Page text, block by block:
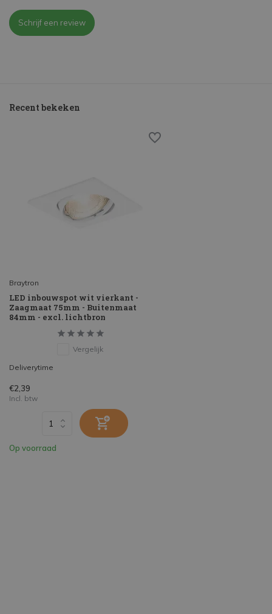
Schrijf een review
Recent bekeken
Braytron
LED inbouwspot wit vierkant -
Zaagmaat 75mm - Buitenmaat
84mm - excl. lichtbron
Vergelijk
Deliverytime
€2,39
Incl. btw
Op voorraad